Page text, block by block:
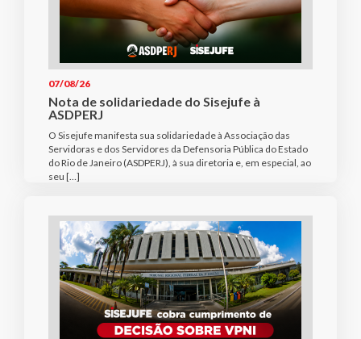
07/08/26
Nota de solidariedade do Sisejufe à
ASDPERJ
O Sisejufe manifesta sua solidariedade à Associação das
Servidoras e dos Servidores da Defensoria Pública do Estado
do Rio de Janeiro (ASDPERJ), à sua diretoria e, em especial, ao
seu […]